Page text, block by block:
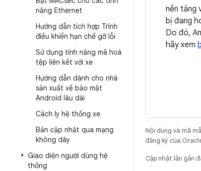
năng Ethernet
Hướng dẫn tích hợp Trình
điều khiển hạn chế gỡ lỗi
Sử dụng tính năng mã hoá
tệp liên kết với xe
Hướng dẫn dành cho nhà
sản xuất về bảo mật
Android lâu dài
Cách ly hệ thống xe
Bản cập nhật qua mạng
không dây
Giao diện người dùng hệ
thống
nền tảng
bị đang
Do đó,
hãy xem
Nội dung và mã
đăng ký của
Cập nhật lần gần